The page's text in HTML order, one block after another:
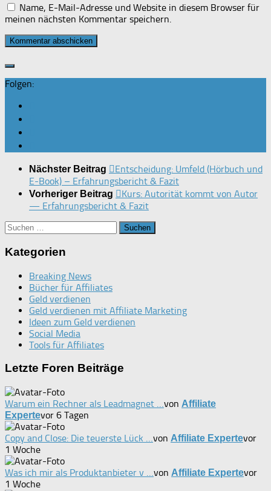
Name, E-Mail-Adresse und Website in diesem Browser für
meinen nächsten Kommentar speichern.
Folgen:
Nächster Beitrag
Entscheidung: Umfeld (Hörbuch und
E-Book) – Erfahrungsbericht & Fazit
Vorheriger Beitrag
Kurs: Autorität kommt von Autor
— Erfahrungsbericht & Fazit
Suchen
Kategorien
Breaking News
Bücher für Affiliates
Geld verdienen
Geld verdienen mit Affiliate Marketing
Ideen zum Geld verdienen
Social Media
Tools für Affiliates
Letzte Foren Beiträge
Warum ein Rechner als Leadmagnet …von Affiliate
Expertevor 6 Tagen
Copy and Close: Die teuerste Lück …von Affiliate Expertevor
1 Woche
Was ich mir als Produktanbieter v …von Affiliate Expertevor
1 Woche